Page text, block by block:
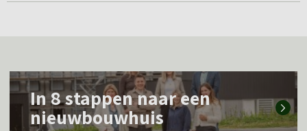
L
In 8 stappen naar een
nieuwbouwhuis